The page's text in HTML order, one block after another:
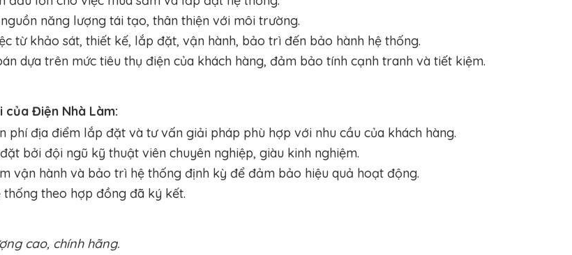
năng lượng tái tạo, thân thiện với môi trường.
từ khảo sát, thiết kế, lắp đặt, vận hành, bảo trì đến bảo hành hệ thống.
dựa trên mức tiêu thụ điện của khách hàng, đảm bảo tính cạnh tranh và tiết kiệm.
Điện Nhà Làm:
phí địa điểm lắp đặt và tư vấn giải pháp phù hợp với nhu cầu của khách hàng.
bởi đội ngũ kỹ thuật viên chuyên nghiệp, giàu kinh nghiệm.
vận hành và bảo trì hệ thống định kỳ để đảm bảo hiệu quả hoạt động.
thống theo hợp đồng đã ký kết.
cao, chính hãng.